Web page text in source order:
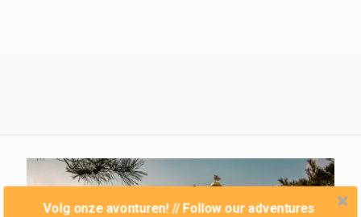
Volg onze avonturen! // Follow our adventures